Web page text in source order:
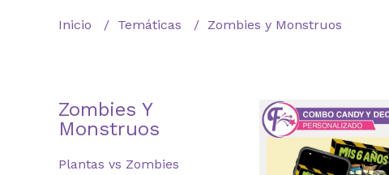
Inicio Temáticas Zombies y Monstruos
Zombies Y
Monstruos
Plantas vs Zombies